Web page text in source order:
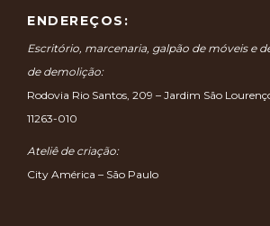
ENDEREÇOS:
Escritório, marcenaria, galpão de móveis e
de demolição:
Rodovia Rio Santos, 209 – Jardim São
11263-010
Ateliê de criação:
City América – São Paulo